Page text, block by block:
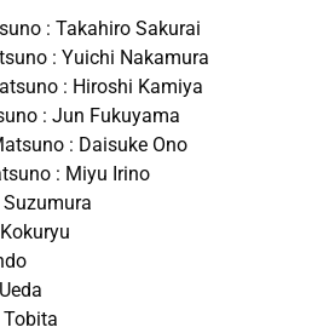
: Takahiro Sakurai
: Yuichi Nakamura
: Hiroshi Kamiya
: Jun Fukuyama
: Daisuke Ono
: Miyu Irino
Suzumura